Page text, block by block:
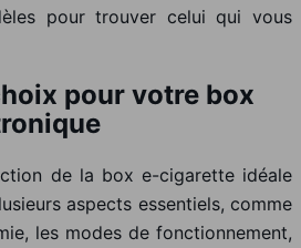
pour trouver celui qui vous
pour votre box
de la box e-cigarette idéale
aspects essentiels, comme
les modes de fonctionnement,